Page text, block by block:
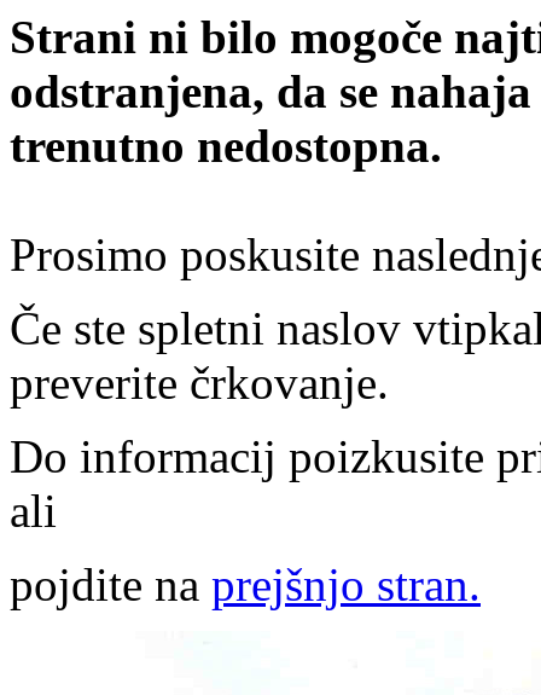
Strani ni bilo mogoče
odstranjena, da se
trenutno nedostopna.
Prosimo poskusite
Če ste spletni naslov
preverite črkovanje.
Do informacij poizkusite
ali
pojdite na prejšnjo stran.